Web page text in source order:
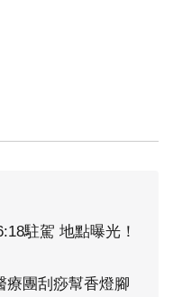
駐駕 地點曝光！
療團刮痧幫香燈腳